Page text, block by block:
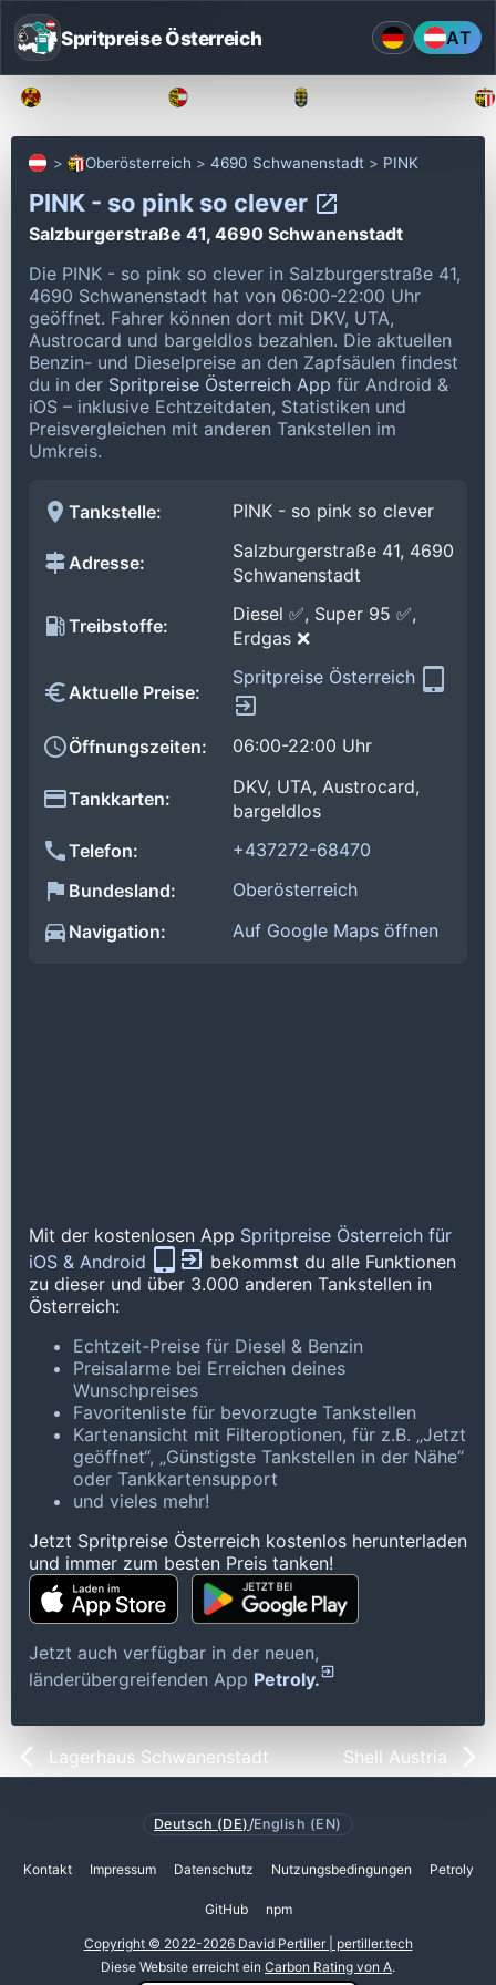
Spritpreise Österreich AT
Oberösterreich 4690 Schwanenstadt PINK
PINK - so pink so clever
Salzburgerstraße 41, 4690 Schwanenstadt
Die PINK - so pink so clever in Salzburgerstraße 41,
4690 Schwanenstadt hat von 06:00-22:00 Uhr
geöffnet. Fahrer können dort mit DKV, UTA,
Austrocard und bargeldlos bezahlen. Die aktuellen
Benzin- und Dieselpreise an den Zapfsäulen findest
du in der Spritpreise Österreich App für Android &
iOS – inklusive Echtzeitdaten, Statistiken und
Preisvergleichen mit anderen Tankstellen im
Umkreis.
Tankstelle: PINK - so pink so clever
Adresse:
Salzburgerstraße 41, 4690
Schwanenstadt
Treibstoffe:
Diesel ✅, Super 95 ✅,
Erdgas ❌
Aktuelle Preise:
Spritpreise Österreich
Öffnungszeiten: 06:00-22:00 Uhr
Tankkarten:
DKV, UTA, Austrocard,
bargeldlos
Telefon:
+437272-68470
Bundesland:
Oberösterreich
Navigation:
Auf Google Maps öffnen
Mit der kostenlosen App Spritpreise Österreich für
iOS & Android
bekommst du alle Funktionen
zu dieser und über 3.000 anderen Tankstellen in
Österreich:
Echtzeit-Preise für Diesel & Benzin
Preisalarme bei Erreichen deines
Wunschpreises
Favoritenliste für bevorzugte Tankstellen
Kartenansicht mit Filteroptionen, für z.B. „Jetzt
geöffnet“, „Günstigste Tankstellen in der Nähe“
oder Tankkartensupport
und vieles mehr!
Jetzt Spritpreise Österreich kostenlos herunterladen
und immer zum besten Preis tanken!
Jetzt auch verfügbar in der neuen,
länderübergreifenden App Petroly.
Lagerhaus Schwanenstadt Shell Austria
Deutsch (DE)/English (EN)
Kontakt Impressum Datenschutz Nutzungsbedingungen Petroly
GitHub npm
Copyright © 2022-2026 David Pertiller | pertiller.tech
Diese Website erreicht ein Carbon Rating von A.